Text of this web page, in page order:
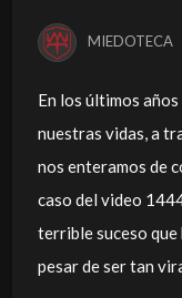
MIEDOTECA
En los últimos
nuestras vidas, a
nos enteramos de
caso del video
terrible suceso que
pesar de ser tan